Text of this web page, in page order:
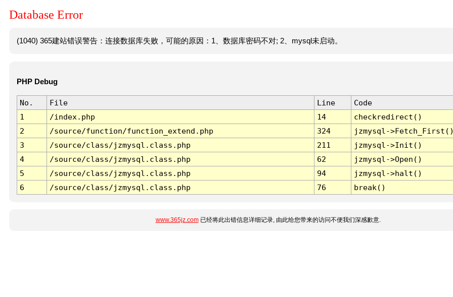
Database Error
(1040) 365建站错误警告：连接数据库失败，可能的原因：1、数据库密码不对; 2、mysql未启动。
PHP Debug
No. File Line
Code
1
/index.php 14
checkredirect()
2
/source/function/function_extend.php 324
jzmysql-
3
/source/class/jzmysql.class.php 211
jzmysql->Init()
4
/source/class/jzmysql.class.php 62
jzmysql->Open()
5
/source/class/jzmysql.class.php 94
jzmysql->halt()
6
/source/class/jzmysql.class.php 76 break()
www.365jz.com已经将此出错信息详细记录, 由此给您带来的访问不便我们深感歉意.